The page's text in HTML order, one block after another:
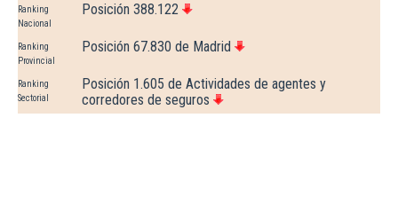
Ranking
Nacional
Posición 388.122
Ranking
Provincial
Posición 67.830 de Madrid
Ranking
Sectorial
Posición 1.605 de Actividades de agentes y
corredores de seguros